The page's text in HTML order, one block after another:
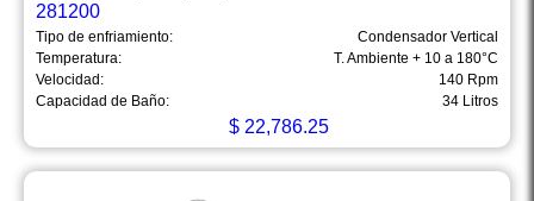
281200
Tipo de enfriamiento:
Condensador Vertical
Temperatura:
T. Ambiente + 10 a 180°C
Velocidad:
140 Rpm
Capacidad de Baño:
34 Litros
$ 22,786.25